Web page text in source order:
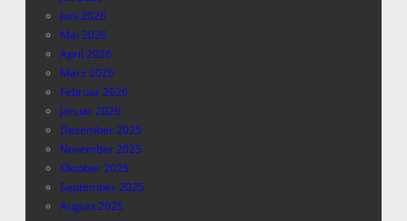
Juni 2026
Mai 2026
April 2026
März 2026
Februar 2026
Januar 2026
Dezember 2025
November 2025
Oktober 2025
September 2025
August 2025